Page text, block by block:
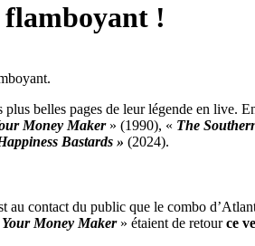
!
plus belles pages de leur légende en live.
Money Maker » (1990), « The
Bastards » (2024).
au contact du public que le combo
Money Maker» étaient de retource